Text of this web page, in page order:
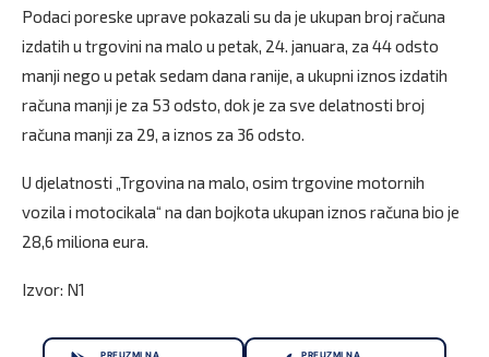
Podaci poreske uprave pokazali su da je ukupan broj računa
izdatih u trgovini na malo u petak, 24. januara, za 44 odsto
manji nego u petak sedam dana ranije, a ukupni iznos izdatih
računa manji je za 53 odsto, dok je za sve delatnosti broj
računa manji za 29, a iznos za 36 odsto.
U djelatnosti „Trgovina na malo, osim trgovine motornih
vozila i motocikala“ na dan bojkota ukupan iznos računa bio je
28,6 miliona eura.
Izvor: N1